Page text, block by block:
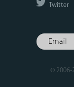
Twitter
© 2006-